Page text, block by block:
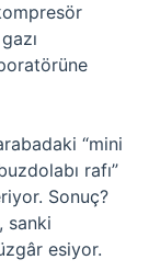
“mini
rafı”
Sonuç?
sanki
esiyor.